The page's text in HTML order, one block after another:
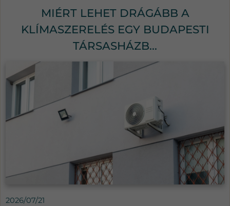
MIÉRT LEHET DRÁGÁBB A
KLÍMASZERELÉS EGY BUDAPESTI
TÁRSASHÁZB...
2026/07/21